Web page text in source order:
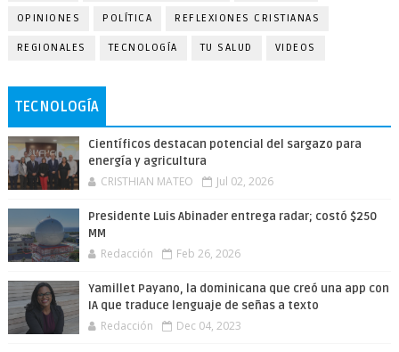
OPINIONES POLÍTICA REFLEXIONES CRISTIANAS
REGIONALES TECNOLOGÍA TU SALUD VIDEOS
TECNOLOGÍA
Científicos destacan potencial del sargazo para
energía y agricultura
CRISTHIAN MATEO Jul 02, 2026
Presidente Luis Abinader entrega radar; costó $250
MM
Redacción Feb 26, 2026
Yamillet Payano, la dominicana que creó una app con
IA que traduce lenguaje de señas a texto
Redacción Dec 04, 2023